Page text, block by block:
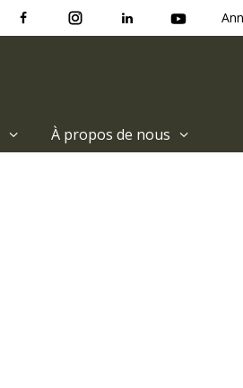
À propos de nous